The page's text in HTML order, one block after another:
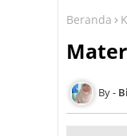
Beranda